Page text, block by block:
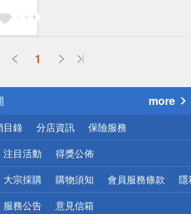
1
配送
配送
！請小心！
more
目錄 分店資訊 保險服務
注目活動 得獎公佈
大宗採購 購物須知 會員服務條款 隱
服務公告 意見信箱